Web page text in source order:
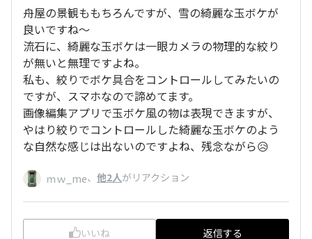
舟屋の景観ももちろんですが、雪の綺麗な玉ボケが
良いですね～
流石に、綺麗な玉ボケは一眼カメラの物理的な絞り
が無いと無理ですよね。
私も、絞りでボケ具合をコントロールしてみたいの
ですが、スマホなので諦めてます。
画像編集アプリで玉ボケ風の物は表現できますが、
やはり絞りでコントロールした綺麗な玉ボケのよう
な自然な感じは出ないのですよね、残念ながら😥
ｍｗ_me、 他2人がリアクション
いいね 返信する